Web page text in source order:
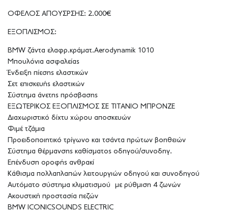
ΟΦΕΛΟΣ ΑΠΟΥΣΡΣΗΣ: 2.000€
ΕΞΟΠΛΙΣΜΟΣ:
BMW ζάντα ελαφρ.κράματ.Aerodynamik 1010
Μπουλόνια ασφαλείας
Ένδειξη πίεσης ελαστικών
Σετ επισκευής ελαστικών
Σύστημα άνετης πρόσβασης
ΕΞΩΤΕΡΙΚΟΣ ΕΞΟΠΛΙΣΜΟΣ ΣΕ ΤΙΤΑΝΙΟ ΜΠΡΟΝΖΕ
Διαχωριστικό δίχτυ χώρου αποσκευών
Φιμέ τζάμια
Προειδοποιητικό τρίγωνο και τσάντα πρώτων βοηθειών
Σύστημα θέρμανσης καθίσματος οδηγού/συνοδηγ.
Επένδυση οροφής ανθρακί
Κάθισμα πολλαπλαπών λειτουργιών οδηγού και συνοδηγού
Αυτόματο σύστημα κλιματισμού με ρύθμιση 4 ζωνών
Ακουστική προστασία πεζών
BMW ICONICSOUNDS ELECTRIC